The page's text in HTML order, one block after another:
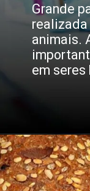
Grande
realizada
animais.
em seres